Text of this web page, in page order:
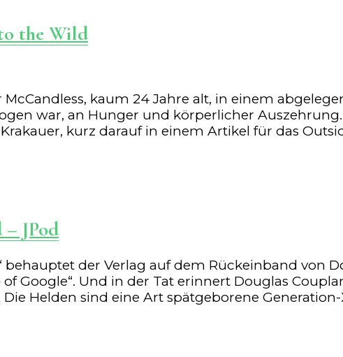
the Wild
McCandless, kaum 24 Jahre alt, in einem
war, an Hunger und körperlicher
kurz darauf in einem Artikel für das
JPod
behauptet der Verlag auf dem Rückeinband
of Google“. Und in der Tat erinnert Douglas
Die Helden sind eine Art spätgeborene